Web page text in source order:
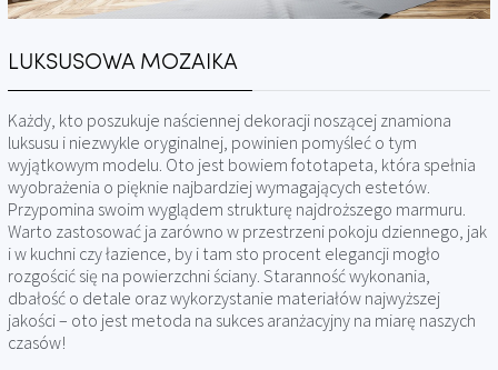
LUKSUSOWA MOZAIKA
Każdy, kto poszukuje naściennej dekoracji noszącej znamiona
luksusu i niezwykle oryginalnej, powinien pomyśleć o tym
wyjątkowym modelu. Oto jest bowiem fototapeta, która spełnia
wyobrażenia o pięknie najbardziej wymagających estetów.
Przypomina swoim wyglądem strukturę najdroższego marmuru.
Warto zastosować ja zarówno w przestrzeni pokoju dziennego, jak
i w kuchni czy łazience, by i tam sto procent elegancji mogło
rozgościć się na powierzchni ściany. Staranność wykonania,
dbałość o detale oraz wykorzystanie materiałów najwyższej
jakości – oto jest metoda na sukces aranżacyjny na miarę naszych
czasów!